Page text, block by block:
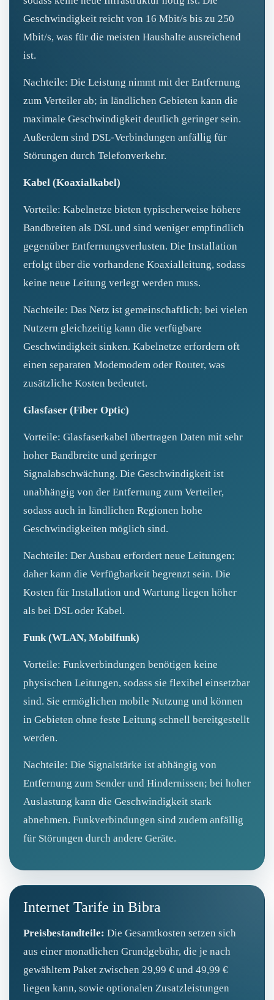
Geschwindigkeit reicht von 16 Mbit/s bis zu 250
Mbit/s, was für die meisten Haushalte ausreichend
ist.
Nachteile: Die Leistung nimmt mit der Entfernung
zum Verteiler ab; in ländlichen Gebieten kann die
maximale Geschwindigkeit deutlich geringer sein.
Außerdem sind DSL-Verbindungen anfällig für
Störungen durch Telefonverkehr.
Kabel (Koaxialkabel)
Vorteile: Kabelnetze bieten typischerweise höhere
Bandbreiten als DSL und sind weniger empfindlich
gegenüber Entfernungsverlusten. Die Installation
erfolgt über die vorhandene Koaxialleitung, sodass
keine neue Leitung verlegt werden muss.
Nachteile: Das Netz ist gemeinschaftlich; bei vielen
Nutzern gleichzeitig kann die verfügbare
Geschwindigkeit sinken. Kabelnetze erfordern oft
einen separaten Modemodem oder Router, was
zusätzliche Kosten bedeutet.
Glasfaser (Fiber Optic)
Vorteile: Glasfaserkabel übertragen Daten mit sehr
hoher Bandbreite und geringer
Signalabschwächung. Die Geschwindigkeit ist
unabhängig von der Entfernung zum Verteiler,
sodass auch in ländlichen Regionen hohe
Geschwindigkeiten möglich sind.
Nachteile: Der Ausbau erfordert neue Leitungen;
daher kann die Verfügbarkeit begrenzt sein. Die
Kosten für Installation und Wartung liegen höher
als bei DSL oder Kabel.
Funk (WLAN, Mobilfunk)
Vorteile: Funkverbindungen benötigen keine
physischen Leitungen, sodass sie flexibel einsetzbar
sind. Sie ermöglichen mobile Nutzung und können
in Gebieten ohne feste Leitung schnell bereitgestellt
werden.
Nachteile: Die Signalstärke ist abhängig von
Entfernung zum Sender und Hindernissen; bei hoher
Auslastung kann die Geschwindigkeit stark
abnehmen. Funkverbindungen sind zudem anfällig
für Störungen durch andere Geräte.
Internet Tarife in Bibra
Preisbestandteile: Die Gesamtkosten setzen sich
aus einer monatlichen Grundgebühr, die je nach
gewähltem Paket zwischen 29,99 € und 49,99 €
liegen kann, sowie optionalen Zusatzleistungen